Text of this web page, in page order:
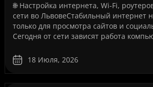
🌐 Настройка интернета, Wi-Fi,
сети во ЛьвовеСтабильный интернет
только для просмотра сайтов и
Сегодня от сети зависят работа
18 Июля, 2026